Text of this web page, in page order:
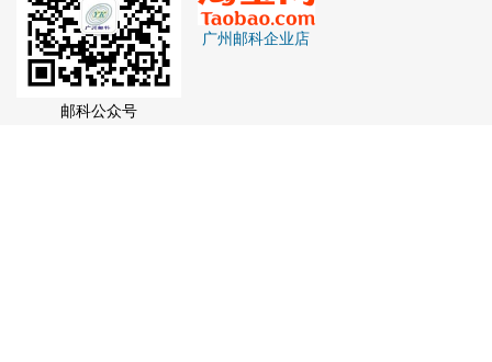
邮科公众号
广州邮科企业店